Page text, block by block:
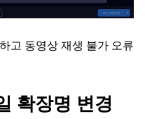
고 동영상 재생 불가 오류
확장명 변경